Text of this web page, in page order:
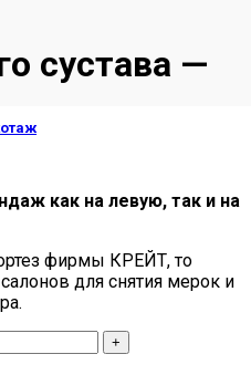
сустава —
как на левую, так и на
фирмы КРЕЙТ, то
для снятия мерок и